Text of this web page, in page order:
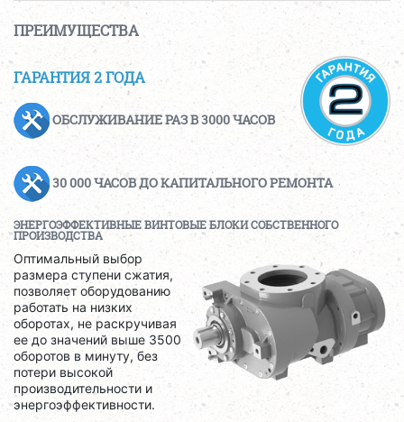
ПРЕИМУЩЕСТВА
ГАРАНТИЯ 2 ГОДА
ОБСЛУЖИВАНИЕ РАЗ В 3000 ЧАСОВ
30 000 ЧАСОВ ДО КАПИТАЛЬНОГО РЕМОНТА
ЭНЕРГОЭФФЕКТИВНЫЕ ВИНТОВЫЕ БЛОКИ СОБСТВЕННОГО
ПРОИЗВОДСТВА
Оптимальный выбор
размера ступени сжатия,
позволяет оборудованию
работать на низких
оборотах, не раскручивая
ее до значений выше 3500
оборотов в минуту, без
потери высокой
производительности и
энергоэффективности.